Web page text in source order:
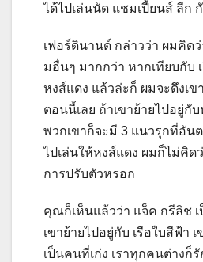
ได้ไปเล่นนัด แชมเปี้ยนส์ ลีก
เฟอร์ดินานด์ กล่าวว่า ผมคิด
มอื่นๆ มากกว่า หากเทียบกับ
หงส์แดง แล้วล่ะก็ ผมจะดึงเ
ตอนนี้เลย ถ้าเขาย้ายไปอยู่กั
พวกเขาก็จะมี 3 แนวรุกที่อัน
ไปเล่นให้หงส์แดง ผมก็ไม่คิด
การปรับตัวหรอก
คุณก็เห็นแล้วว่า แจ็ค กรีลิช เ
เขาย้ายไปอยู่กับ เรือใบสีฟ้า
เป็นคนที่เก่ง เราทุกคนต่างก็